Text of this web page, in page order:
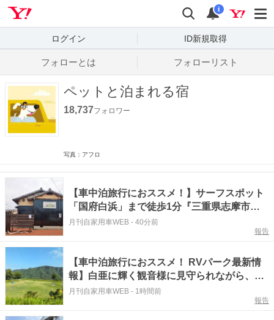
検索
通知
i
ログイン ID新規取得
フォローとは フォローリスト
ペットと泊まれる宿
18,737フォロワー
写真：アフロ
【車中泊旅行におススメ！】サーフスポット
「国府白浜」まで徒歩1分『三重県志摩市／
RVパーク COZY FIELD 国府白浜 』
月刊自家用車WEB - 40分前
報告
【車中泊旅行におススメ！ RVパーク最新情
報】白亜に輝く観音様に見守られながら、心
静かなひとときを過ごすことができるRVパー
月刊自家用車WEB - 1時間前
報告